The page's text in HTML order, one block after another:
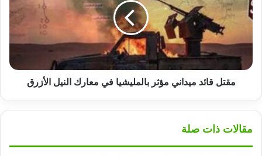
مؤثر
بالمليشيا
معارك
النيل
الأزرق
مقتل قائد ميداني مؤثر بالمليشيا في معارك النيل الأزرق
مقالات ذات صلة